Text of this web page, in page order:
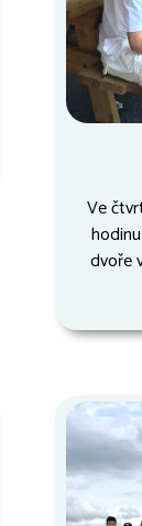
Ve
dvoře